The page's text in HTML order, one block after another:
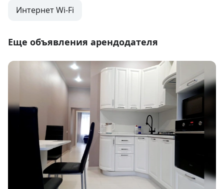
Интернет Wi-Fi
Еще объявления арендодателя